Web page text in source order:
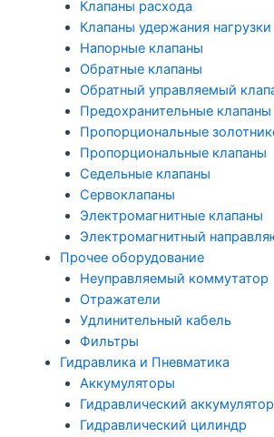
Клапаны расхода
Клапаны удержания нагрузки
Напорные клапаны
Обратные клапаны
Обратный управляемый
Предохранительные клапаны
Пропорциональные
Пропорциональные клапаны
Седельные клапаны
Сервоклапаны
Электромагнитные клапаны
Электромагнитный
Прочее оборудование
Неуправляемый коммутатор
Отражатели
Удлинительный кабель
Фильтры
Гидравлика и Пневматика
Аккумуляторы
Гидравлический аккумулятор
Гидравлический цилиндр